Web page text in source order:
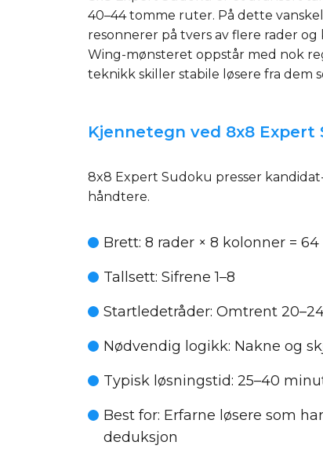
40–44 tomme ruter. På dette
resonnerer på tvers av flere rader
Wing-mønsteret oppstår med nok
teknikk skiller stabile løsere fra dem
Kjennetegn ved 8x8 Expert
8x8 Expert Sudoku presser
håndtere.
Brett: 8 rader × 8 kolonner =
Tallsett: Sifrene 1–8
Startledetråder: Omtrent
Nødvendig logikk: Nakne og
Typisk løsningstid: 25–40
Best for: Erfarne løsere som
deduksjon